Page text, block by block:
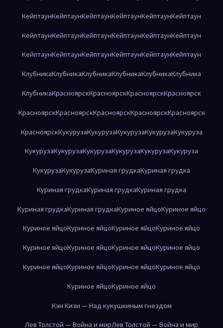
КейптаунКейптаунКейптаунКейптаунКейптаунКейптаун
КейптаунКейптаунКейптаунКейптаунКейптаунКейптаун
КейптаунКейптаунКейптаунКейптаунКейптаунКейптаун
КлубникаКлубникаКлубникаКлубникаКлубникаКлубника
КлубникаКрасноярскКрасноярскКрасноярскКрасноярск
КрасноярскКрасноярскКрасноярскКрасноярскКрасноярск
КрасноярскКукурузаКукурузаКукурузаКукурузаКукуруза
КукурузаКукурузаКукурузаКукурузаКукурузаКукуруза
КукурузаКукурузаКуриная грудкаКуриная грудка
Куриная грудкаКуриная грудкаКуриная грудка
Куриная грудкаКуриная грудкаКуриное яйцоКуриное яйцо
Куриное яйцоКуриное яйцоКуриное яйцоКуриное яйцо
Куриное яйцоКуриное яйцоКуриное яйцоКуриное яйцо
Куриное яйцоКуриное яйцоКуриное яйцоКуриное яйцо
Куриное яйцоКуриное яйцо
Кэн Кизи — Над кукушкиным гнездом
Лев Толстой — Война и мирЛев Толстой — Война и мир